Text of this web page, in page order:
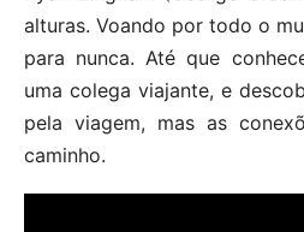
alturas. Voando por todo o
para nunca. Até que
uma colega viajante, e
pela viagem, mas as
caminho.